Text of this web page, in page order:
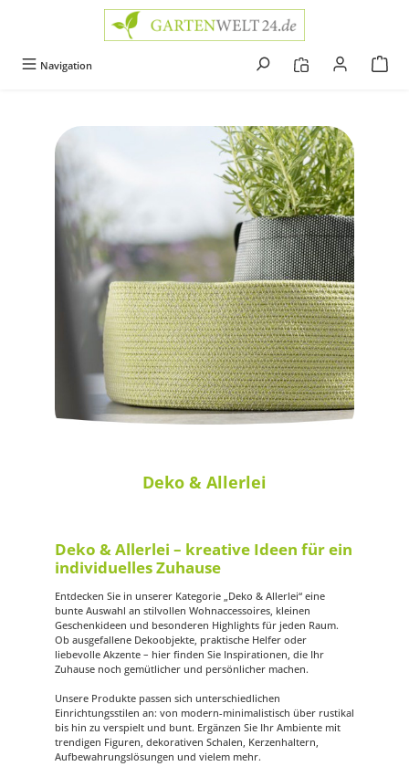
Navigation
Deko & Allerlei
Deko & Allerlei – kreative Ideen für ein
individuelles Zuhause
Entdecken Sie in unserer Kategorie „Deko & Allerlei“ eine
bunte Auswahl an stilvollen Wohnaccessoires, kleinen
Geschenkideen und besonderen Highlights für jeden Raum.
Ob ausgefallene Dekoobjekte, praktische Helfer oder
liebevolle Akzente – hier finden Sie Inspirationen, die Ihr
Zuhause noch gemütlicher und persönlicher machen.
Unsere Produkte passen sich unterschiedlichen
Einrichtungsstilen an: von modern-minimalistisch über rustikal
bis hin zu verspielt und bunt. Ergänzen Sie Ihr Ambiente mit
trendigen Figuren, dekorativen Schalen, Kerzenhaltern,
Aufbewahrungslösungen und vielem mehr.